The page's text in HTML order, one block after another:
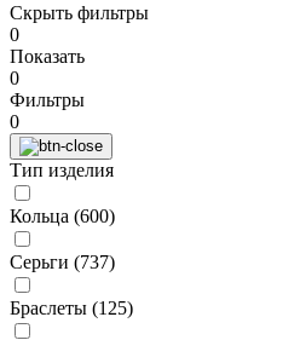
Скрыть фильтры
0
Показать
0
Фильтры
0
Тип изделия
Кольца (600)
Серьги (737)
Браслеты (125)